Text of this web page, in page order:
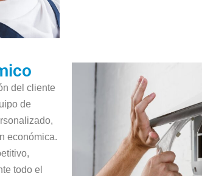
del cliente
de
económica.
todo el